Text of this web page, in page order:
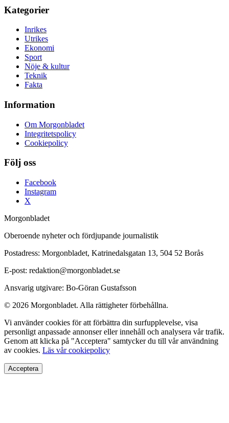
Kategorier
Inrikes
Utrikes
Ekonomi
Sport
Nöje & kultur
Teknik
Fakta
Information
Om Morgonbladet
Integritetspolicy
Cookiepolicy
Följ oss
Facebook
Instagram
X
Morgonbladet
Oberoende nyheter och fördjupande journalistik
Postadress: Morgonbladet, Katrinedalsgatan 13, 504 52 Borås
E-post: redaktion@morgonbladet.se
Ansvarig utgivare: Bo-Göran Gustafsson
© 2026 Morgonbladet. Alla rättigheter förbehållna.
Vi använder cookies för att förbättra din surfupplevelse, visa
personligt anpassade annonser eller innehåll och analysera vår trafik.
Genom att klicka på "Acceptera" samtycker du till vår användning
av cookies. Läs vår cookiepolicy
Acceptera